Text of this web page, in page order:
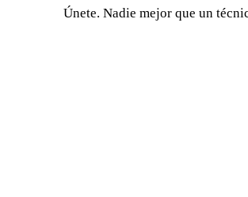
Únete. Nadie mejor que un